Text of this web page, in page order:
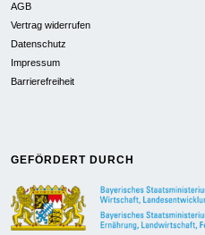
AGB
Vertrag widerrufen
Datenschutz
Impressum
Barrierefreiheit
GEFÖRDERT DURCH